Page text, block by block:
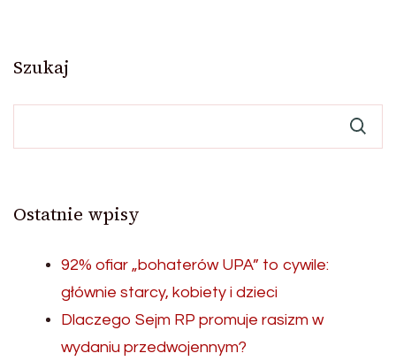
Szukaj
Ostatnie wpisy
92% ofiar „bohaterów UPA” to cywile:
głównie starcy, kobiety i dzieci
Dlaczego Sejm RP promuje rasizm w
wydaniu przedwojennym?